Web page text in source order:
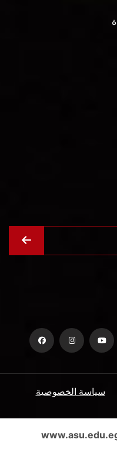
سياسة الخصوصية
الأسئلة الشائعة